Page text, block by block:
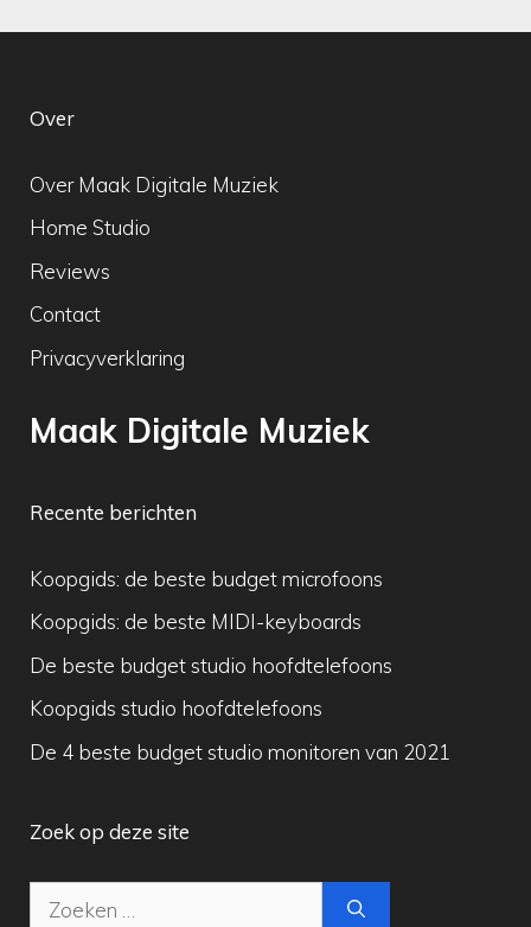
Over
Over Maak Digitale Muziek
Home Studio
Reviews
Contact
Privacyverklaring
Maak Digitale Muziek
Recente berichten
Koopgids: de beste budget microfoons
Koopgids: de beste MIDI-keyboards
De beste budget studio hoofdtelefoons
Koopgids studio hoofdtelefoons
De 4 beste budget studio monitoren van 2021
Zoek op deze site
Zoek